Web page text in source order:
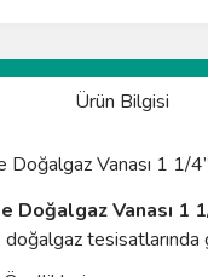
Ürün Bilgisi
Doğalgaz Vanası 1 1/
Doğalgaz Vanası 1
doğalgaz tesisatlarında